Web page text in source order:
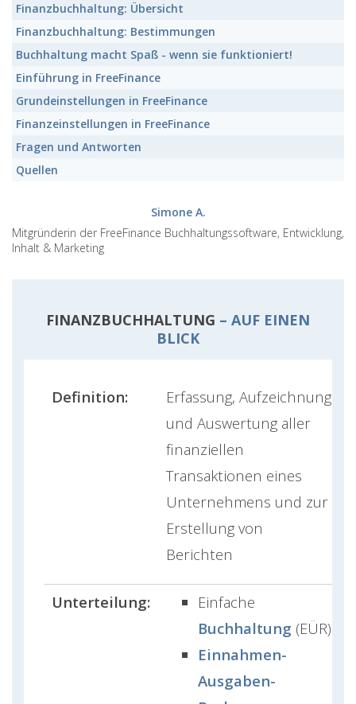
Finanzbuchhaltung: Übersicht
Finanzbuchhaltung: Bestimmungen
Buchhaltung macht Spaß - wenn sie funktioniert!
Einführung in FreeFinance
Grundeinstellungen in FreeFinance
Finanzeinstellungen in FreeFinance
Fragen und Antworten
Quellen
Simone A.
Mitgründerin der FreeFinance Buchhaltungssoftware, Entwicklung,
Inhalt & Marketing
FINANZBUCHHALTUNG – AUF EINEN
BLICK
Definition:
Erfassung, Aufzeichnung
und Auswertung aller
finanziellen
Transaktionen eines
Unternehmens und zur
Erstellung von
Berichten
Unterteilung:
Einfache
Buchhaltung (EÜR)
Einnahmen-
Ausgaben-